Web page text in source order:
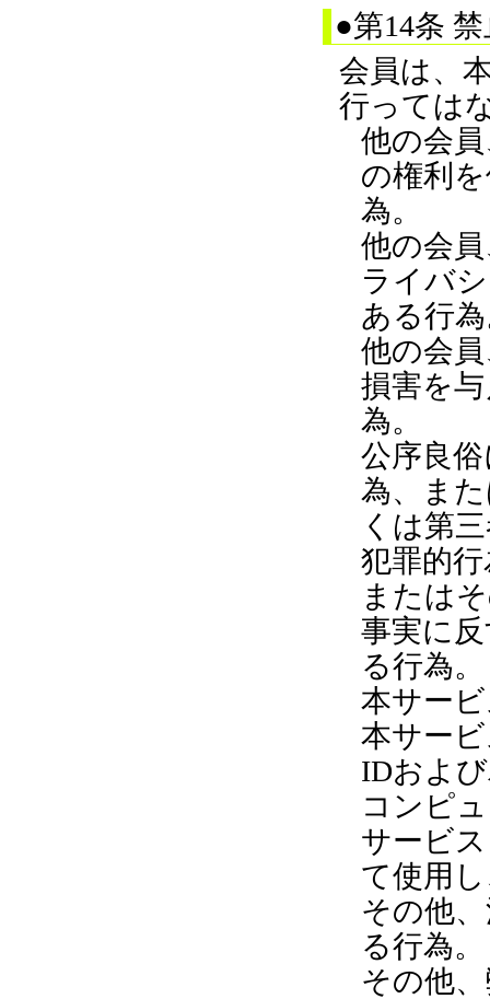
●第14条
会員は、
行っては
他の会
の権利
為。
他の会
ライバ
ある行
他の会
損害を
為。
公序良
為、ま
くは第
犯罪的
または
事実に
る行為。
本サー
本サー
IDおよ
コンピ
サービ
て使用
その他
る行為。
その他